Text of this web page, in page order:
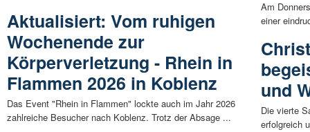
Aktualisiert: Vom ruhigen
Wochenende zur
Körperverletzung - Rhein in
Flammen 2026 in Koblenz
Das Event "Rhein in Flammen" lockte auch im Jahr 2026
zahlreiche Besucher nach Koblenz. Trotz der Absage ...
Am
einer
und
Die vierte
erfolgreich